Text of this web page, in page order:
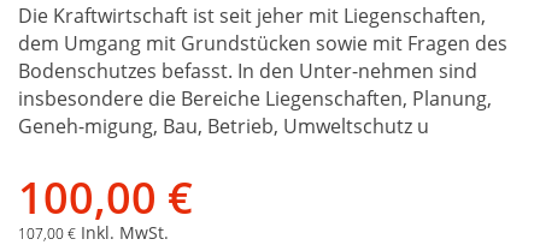
Die Kraftwirtschaft ist seit jeher mit Liegenschaften,
dem Umgang mit Grundstücken sowie mit Fragen des
Bodenschutzes befasst. In den Unter-nehmen sind
insbesondere die Bereiche Liegenschaften, Planung,
Geneh-migung, Bau, Betrieb, Umweltschutz u
100,00 €
107,00 € Inkl. MwSt.